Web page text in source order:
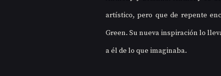
artístico, pero que de repente
Green. Su nueva inspiración lo
a él de lo que imaginaba.